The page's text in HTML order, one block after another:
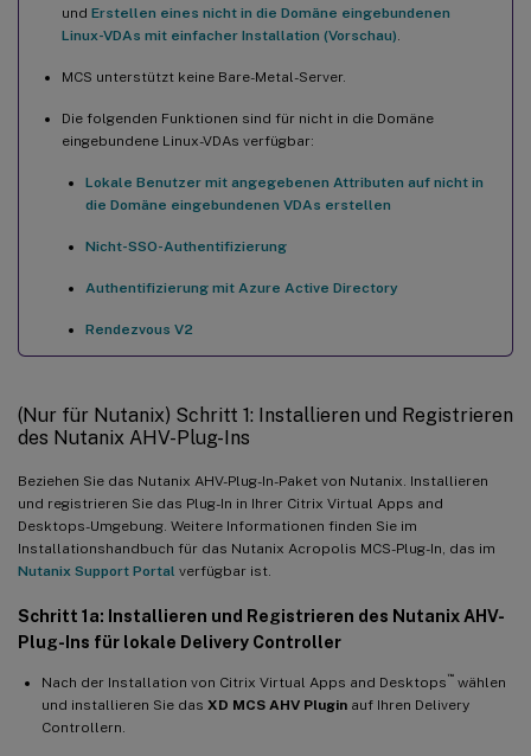
und Erstellen eines nicht in die Domäne eingebundenen
Linux-VDAs mit einfacher Installation (Vorschau)
MCS unterstützt keine Bare-Metal-Server.
Die folgenden Funktionen sind für nicht in die Domäne
eingebundene Linux-VDAs verfügbar:
Lokale Benutzer mit angegebenen Attributen auf nicht in
die Domäne eingebundenen VDAs erstellen
Nicht-SSO-Authentifizierung
Authentifizierung mit Azure Active Directory
Rendezvous V2
(Nur für Nutanix) Schritt 1: Installieren und Registrieren
des Nutanix AHV-Plug-Ins
Beziehen Sie das Nutanix AHV-Plug-In-Paket von Nutanix. Installieren
und registrieren Sie das Plug-In in Ihrer Citrix Virtual Apps and
Desktops-Umgebung. Weitere Informationen finden Sie im
Installationshandbuch für das Nutanix Acropolis MCS-Plug-In, das im
Nutanix Support Portal verfügbar ist.
Schritt 1a: Installieren und Registrieren des Nutanix AHV-
Plug-Ins für lokale Delivery Controller
Nach der Installation von Citrix Virtual Apps and Desktops ™ wählen
und installieren Sie das XD MCS AHV Plugin auf Ihren Delivery
Controllern.